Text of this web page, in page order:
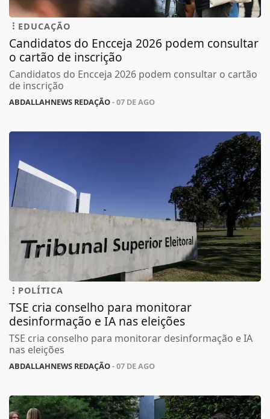
EDUCAÇÃO
Candidatos do Encceja 2026 podem consultar
o cartão de inscrição
Candidatos do Encceja 2026 podem consultar o cartão
de inscrição
ABDALLAHNEWS REDAÇÃO- 07 DE AGO
POLÍTICA
TSE cria conselho para monitorar
desinformação e IA nas eleições
TSE cria conselho para monitorar desinformação e IA
nas eleições
ABDALLAHNEWS REDAÇÃO- 07 DE AGO